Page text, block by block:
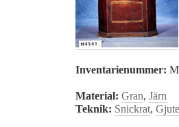
Inventarienummer:
Material: Gran, Järn
Teknik: Snickrat,